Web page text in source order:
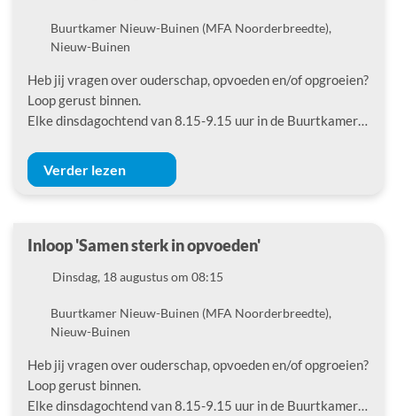
LocatieBuurtkamer Nieuw-Buinen (MFA Noorderbreedte),
Nieuw-Buinen
Heb jij vragen over ouderschap, opvoeden en/of opgroeien?
Loop gerust binnen.
Elke dinsdagochtend van 8.15-9.15 uur in de Buurtkamer…
Verder lezen
Inloop 'Samen sterk in opvoeden'
DatumDinsdag, 18 augustus om 08:15
LocatieBuurtkamer Nieuw-Buinen (MFA Noorderbreedte),
Nieuw-Buinen
Heb jij vragen over ouderschap, opvoeden en/of opgroeien?
Loop gerust binnen.
Elke dinsdagochtend van 8.15-9.15 uur in de Buurtkamer…